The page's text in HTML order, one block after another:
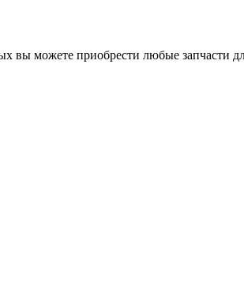
вы можете приобрести любые запчасти